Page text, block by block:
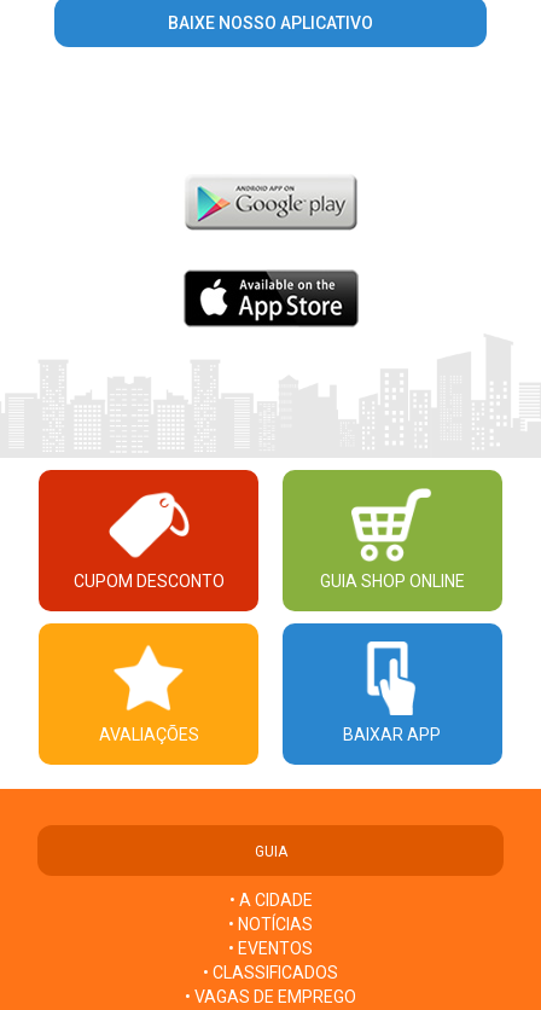
BAIXE NOSSO APLICATIVO
CUPOM DESCONTO GUIA SHOP ONLINE
AVALIAÇÕES BAIXAR APP
GUIA
• A CIDADE
• NOTÍCIAS
• EVENTOS
• CLASSIFICADOS
• VAGAS DE EMPREGO